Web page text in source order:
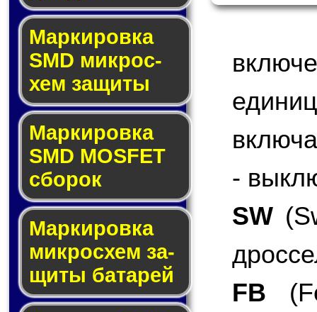
Мар­ки­ров­ка
SMD мик­рос­
хем защиты
Мар­ки­ров­ка
SMD MOSFET
сбо­рок
Мар­ки­ров­ка
мик­ро­схем за­
щи­ты ба­та­рей
-
SW
FB